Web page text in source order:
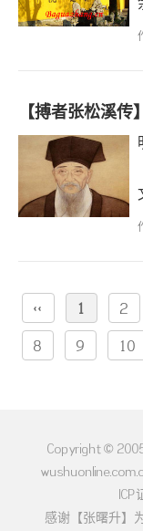
【搏者张松溪传】
‹‹ 1 2
8 9 10
Copyright ©
ICP
感谢【张曙升】